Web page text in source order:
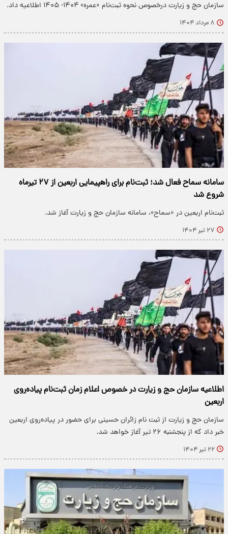
سازمان حج و زیارت درخصوص نحوه ثبت‌نام «عمره» ۱۴۰۴- ۱۴۰۵ اطلاعیه داد.
۸ مرداد ۱۴۰۴
سامانه سماح فعال شد؛ ثبت‌نام برای راهپیمایی اربعین از ۲۷ تیرماه
شروع شد
ثبت‌نام اربعین در «سماح»، سامانه سازمان حج و زیارت آغاز شد.
۲۷ تیر ۱۴۰۴
اطلاعیه سازمان حج و زیارت در خصوص اعلام زمان ثبت‌نام پیاده‌روی
اربعین
سازمان حج و زیارت از ثبت نام زائران حسینی برای حضور در پیاده‌روی اربعین
خبر داد که از پنجشنبه ۲۶ تیر آغاز خواهد شد.
۲۲ تیر ۱۴۰۴